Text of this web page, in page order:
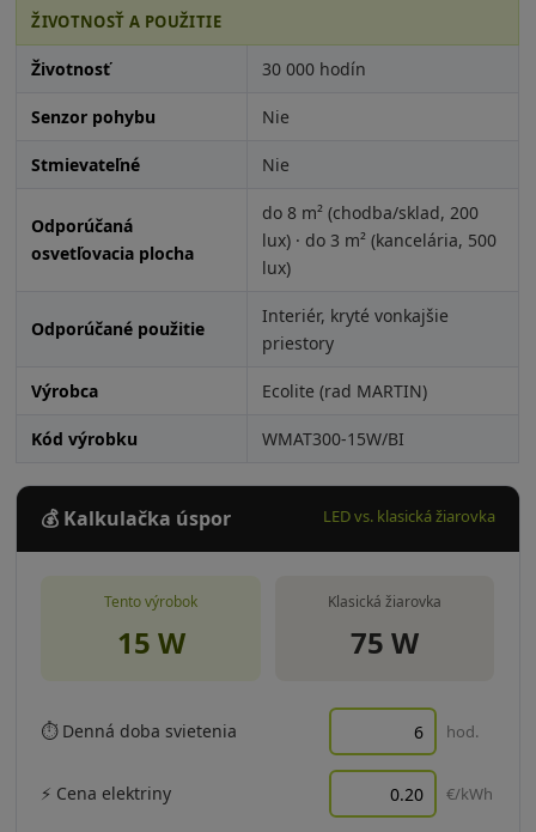
ŽIVOTNOSŤ A POUŽITIE
Životnosť 30 000 hodín
Senzor pohybu Nie
Stmievateľné Nie
Odporúčaná
osvetľovacia plocha
do 8 m² (chodba/sklad, 200
lux) · do 3 m² (kancelária, 500
lux)
Odporúčané použitie
Interiér, kryté vonkajšie
priestory
Výrobca Ecolite (rad MARTIN)
Kód výrobku WMAT300-15W/BI
💰 Kalkulačka úspor LED vs. klasická žiarovka
Tento výrobok
15 W
Klasická žiarovka
75 W
⏱ Denná doba svietenia hod.
⚡ Cena elektriny €/kWh